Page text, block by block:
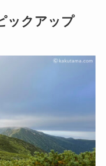
ックアップ